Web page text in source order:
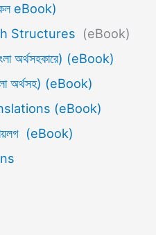
eBook)
Structures (eBook)
অর্থসহকারে) (eBook)
অর্থসহ) (eBook)
(eBook)
ডায়লগ (eBook)